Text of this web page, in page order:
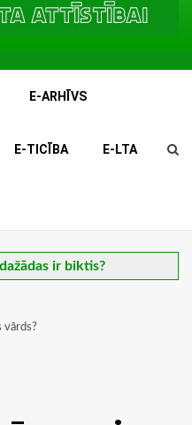
E-ARHĪVS
E-TICĪBA E-LTA
ir biktis?
vārds?